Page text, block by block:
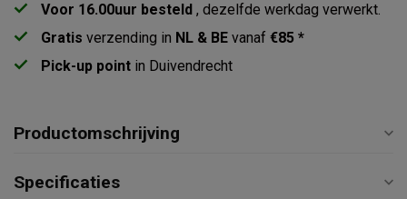
Voor 16.00uur besteld , dezelfde werkdag verwerkt.
Gratis verzending in NL & BE vanaf €85 *
Pick-up point in Duivendrecht
Productomschrijving
Specificaties